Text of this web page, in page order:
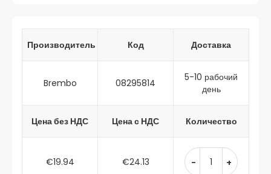
Производитель Код Доставка
Brembo 08295814
5-10 рабочий
день
Цена без НДС Цена с НДС Количество
€19.94 €24.13 - +